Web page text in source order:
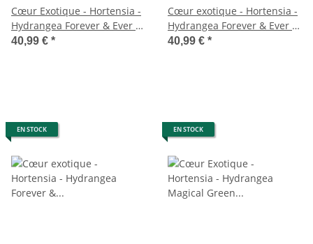
Cœur Exotique - Hortensia -
Hydrangea Forever & Ever -
Rose - 7-12 fleurs - pot 23cm
40,99 € *
Cœur exotique - Hortensia -
Hydrangea Forever & Ever -
Rouge - 7-12 fleurs - pot
40,99 € *
EN STOCK EN STOCK